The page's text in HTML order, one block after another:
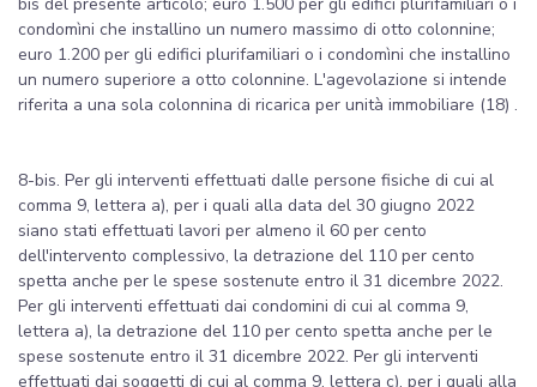
condomìni che installino un numero massimo di otto colonnine;
euro 1.200 per gli edifici plurifamiliari o i condomìni che installino
un numero superiore a otto colonnine. L'agevolazione si intende
riferita a una sola colonnina di ricarica per unità immobiliare (18) .
8-bis. Per gli interventi effettuati dalle persone fisiche di cui al
comma 9, lettera a), per i quali alla data del 30 giugno 2022
siano stati effettuati lavori per almeno il 60 per cento
dell'intervento complessivo, la detrazione del 110 per cento
spetta anche per le spese sostenute entro il 31 dicembre 2022.
Per gli interventi effettuati dai condomini di cui al comma 9,
lettera a), la detrazione del 110 per cento spetta anche per le
spese sostenute entro il 31 dicembre 2022. Per gli interventi
effettuati dai soggetti di cui al comma 9, lettera c), per i quali alla